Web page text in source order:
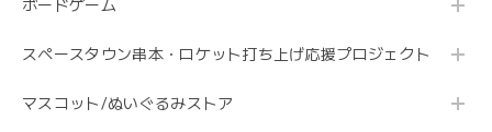
ボードゲーム
スペースタウン串本・ロケット打ち上げ応援プロジェクト
マスコット/ぬいぐるみストア